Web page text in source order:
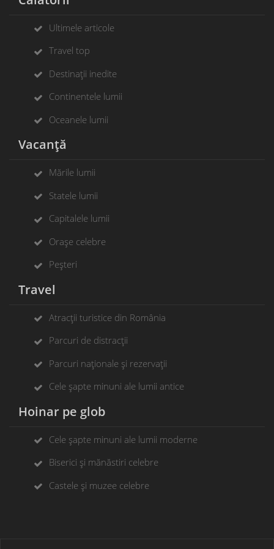
Ultimele articole
Travel top
Destinații inedite
Continentele lumii
Oceanele lumii
Vacanță
Mările lumii
Statele lumii
Capitalele lumii
Orașe celebre
Peșteri
Travel
Atracții turistice din România
Parcuri de distracții
Parcuri naționale și rezervații
Cele șapte minuni ale lumii antice
Hoinar pe glob
Cele șapte minuni ale lumii moderne
Biserici și mănăstiri celebre
Castele și muzee celebre